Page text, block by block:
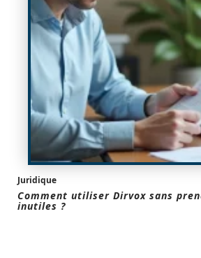
Juridique
Comment utiliser Dirvox sans
inutiles ?